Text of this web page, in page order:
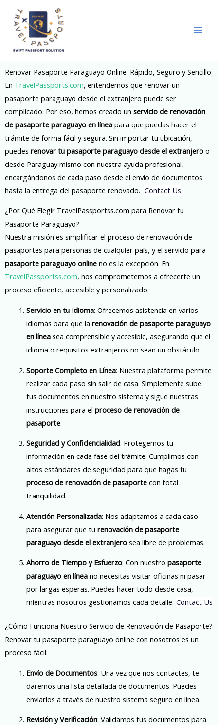
content
Renovar Pasaporte Paraguayo Online: Rápido, Seguro y Sencillo
En TravelPassports.com, entendemos que renovar un
pasaporte paraguayo desde el extranjero puede ser
complicado. Por eso, hemos creado un servicio de renovación
de pasaporte paraguayo en línea para que puedas hacer el
trámite de forma fácil y segura. Sin importar tu ubicación,
puedes renovar tu pasaporte paraguayo desde el extranjero o
desde Paraguay mismo con nuestra ayuda profesional,
encargándonos de cada paso desde el envío de documentos
hasta la entrega del pasaporte renovado. Contact Us
¿Por Qué Elegir TravelPassportss.com para Renovar tu
Pasaporte Paraguayo?
Nuestra misión es simplificar el proceso de renovación de
pasaportes para personas de cualquier país, y el servicio para
pasaporte paraguayo online no es la excepción. En
TravelPassportss.com, nos comprometemos a ofrecerte un
proceso eficiente, accesible y personalizado:
Servicio en tu Idioma: Ofrecemos asistencia en varios
idiomas para que la renovación de pasaporte paraguayo
en líneasea comprensible y accesible, asegurando que el
idioma o requisitos extranjeros no sean un obstáculo.
Soporte Completo en Línea: Nuestra plataforma permite
realizar cada paso sin salir de casa. Simplemente sube
tus documentos en nuestro sistema y sigue nuestras
instrucciones para el proceso de renovación de
pasaporte.
Seguridad y Confidencialidad: Protegemos tu
información en cada fase del trámite. Cumplimos con
altos estándares de seguridad para que hagas tu
proceso de renovación de pasaportecon total
tranquilidad.
Atención Personalizada: Nos adaptamos a cada caso
para asegurar que tu renovación de pasaporte
paraguayo desde el extranjerosea libre de problemas.
Ahorro de Tiempo y Esfuerzo: Con nuestro pasaporte
paraguayo en líneano necesitas visitar oficinas ni pasar
por largas esperas. Puedes hacer todo desde casa,
mientras nosotros gestionamos cada detalle. Contact Us
¿Cómo Funciona Nuestro Servicio de Renovación de Pasaporte?
Renovar tu pasaporte paraguayo online con nosotros es un
proceso fácil:
Envío de Documentos: Una vez que nos contactes, te
daremos una lista detallada de documentos. Puedes
enviarlos a través de nuestro sistema seguro en línea.
Revisión y Verificación: Validamos tus documentos para